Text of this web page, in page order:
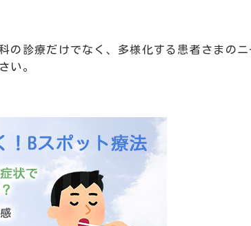
の診療だけでなく、多様化する患者さまの
い。